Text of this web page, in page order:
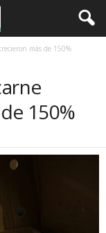
más de 150%
150%